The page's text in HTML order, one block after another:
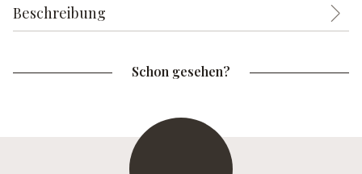
Beschreibung
Schon gesehen?